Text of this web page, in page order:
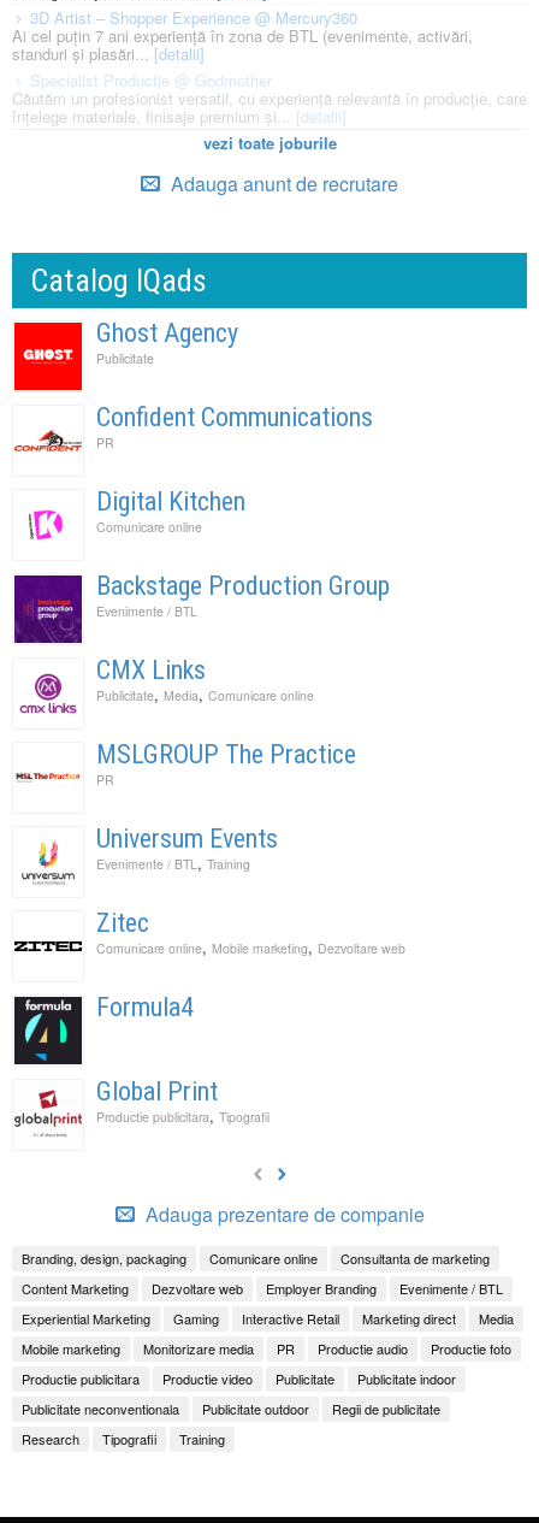
3D Artist – Shopper Experience @ Mercury360
Ai cel puțin 7 ani experiență în zona de BTL (evenimente, activări,
standuri și plasări... [detalii]
Specialist Productie @ Godmother
Căutăm un profesionist versatil, cu experiență relevantă în producție, care
înțelege materiale, finisaje premium și... [detalii]
vezi toate joburile
Adauga anunt de recrutare
Catalog IQads
Ghost Agency
Publicitate
Confident Communications
PR
Digital Kitchen
Comunicare online
Backstage Production Group
Evenimente / BTL
CMX Links
Publicitate, Media, Comunicare online
MSLGROUP The Practice
PR
Universum Events
Evenimente / BTL, Training
Zitec
Comunicare online, Mobile marketing, Dezvoltare web
Formula4
Global Print
Productie publicitara, Tipografii
Adauga prezentare de companie
Branding, design, packaging Comunicare online
Consultanta de marketing
Content Marketing
Dezvoltare web Employer Branding
Evenimente / BTL
Experiential Marketing
Gaming Interactive Retail Marketing direct
Media
Mobile marketing
Monitorizare media PR Productie audio
Productie foto
Productie publicitara
Productie video Publicitate
Publicitate indoor
Publicitate neconventionala
Publicitate outdoor
Regii de publicitate
Research
Tipografii Training